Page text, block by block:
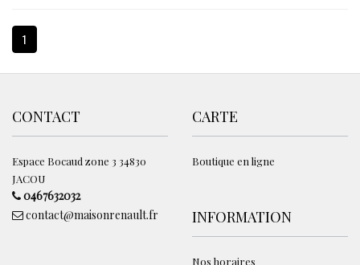
1
CONTACT
Espace Bocaud zone 3 34830
JACOU
0467632032
contact@maisonrenault.fr
CARTE
Boutique en ligne
INFORMATION
Nos horaires